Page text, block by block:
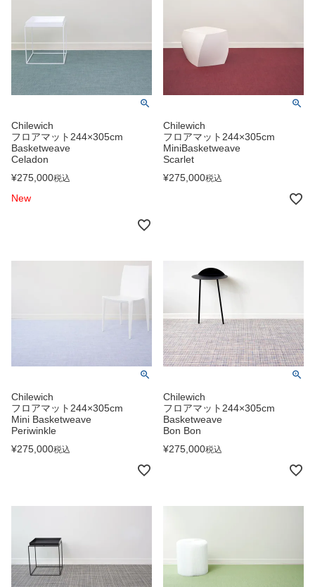
Chilewich
フロアマット244×305cm
Basketweave
Celadon
¥275,000税込
New
Chilewich
フロアマット244×305cm
MiniBasketweave
Scarlet
¥275,000税込
Chilewich
フロアマット244×305cm
Mini Basketweave
Periwinkle
¥275,000税込
Chilewich
フロアマット244×305cm
Basketweave
Bon Bon
¥275,000税込